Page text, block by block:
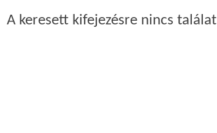
A keresett kifejezésre nincs találat